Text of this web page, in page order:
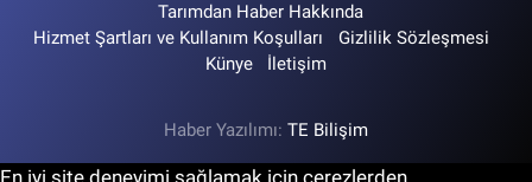
Tarımdan Haber Hakkında
Hizmet Şartları ve Kullanım Koşulları
Gizlilik Sözleşmesi
Künye
İletişim
Haber Yazılımı: TE Bilişim